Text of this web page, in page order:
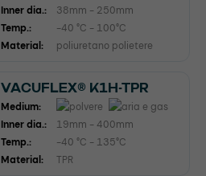
Inner dia.:
38mm - 250mm
Temp.:
-40 °C - 100°C
Material:
poliuretano polietere
VACUFLEX® K1H-TPR
Medium:
Inner dia.:
19mm - 400mm
Temp.:
-40 °C - 135°C
Material:
TPR